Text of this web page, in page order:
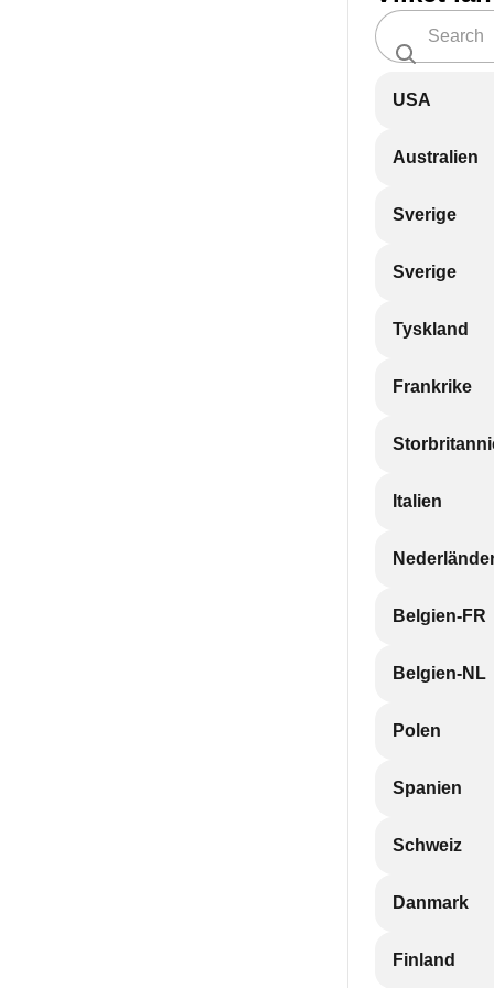
USA
Australien
Sverige
Sverige
Tyskland
Frankrike
Italien
Belgien-FR
Belgien-NL
Polen
Spanien
Schweiz
Danmark
Finland